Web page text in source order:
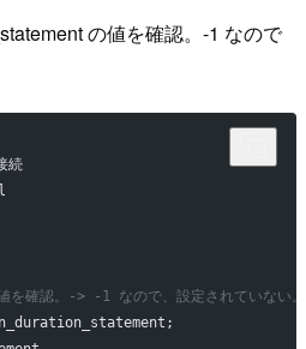
の値を確認。-1 なので
続
を確認。-> -1 なので、設定されていない。